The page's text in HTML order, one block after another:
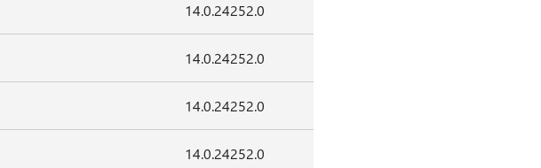
14.0.24252.0
14.0.24252.0
14.0.24252.0
14.0.24252.0